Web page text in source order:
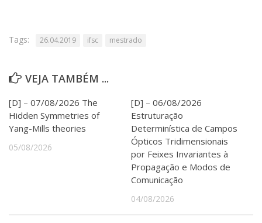
Comunicação
Aplicativos e Sites
Jornal da USP
Defesa de Teses
Tags: 26.04.2019 ifsc mestrado
VEJA TAMBÉM ...
[D] – 07/08/2026 The
Hidden Symmetries of
Yang-Mills theories
05/08/2026
[D] – 06/08/2026
Estruturação
Determinística de Campos
Ópticos Tridimensionais
por Feixes Invariantes à
Propagação e Modos de
Comunicação
04/08/2026